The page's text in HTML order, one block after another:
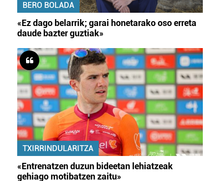
BERO BOLADA
«Ez dago belarrik; garai honetarako oso erreta
daude bazter guztiak»
TXIRRINDULARITZA
«Entrenatzen duzun bideetan lehiatzeak
gehiago motibatzen zaitu»